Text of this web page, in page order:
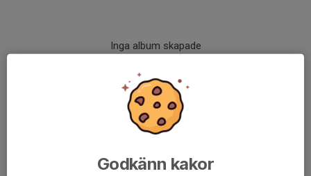
Inga album skapade
Godkänn kakor